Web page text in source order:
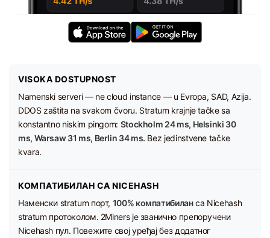
VISOKA DOSTUPNOST
Namenski serveri — ne cloud instance — u Evropa, SAD, Azija.
DDOS zaštita na svakom čvoru. Stratum krajnje tačke sa
konstantno niskim pingom: Stockholm 24 ms, Helsinki 30
ms, Warsaw 31 ms, Berlin 34 ms. Bez jedinstvene tačke
kvara.
КОМПАТИБИЛАН СА NICEHASH
Наменски stratum порт, 100% компатибиланса Nicehash
stratum протоколом. 2Miners је званично препоручени
Nicehash пул. Повежите свој уређај без додатног